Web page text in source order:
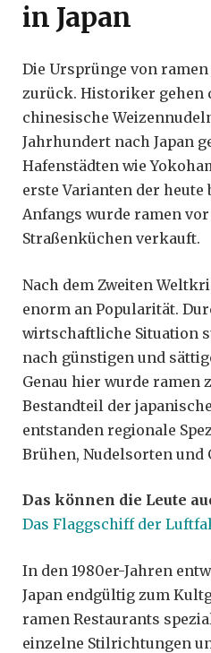
in Japan
Die Ursprünge von
zurück. Historiker gehen
chinesische
Jahrhundert nach Japan
Hafenstädten wie
erste Varianten der heute
Anfangs wurde ramen
Straßenküchen verkauft.
Nach dem Zweiten
enorm an Popularität.
wirtschaftliche Situation
nach günstigen und
Genau hier wurde ramen
Bestandteil der
entstanden regionale
Brühen, Nudelsorten und
Das können die Leute
Das Flaggschiff der
In den 1980er-Jahren
Japan endgültig zum
ramen Restaurants
einzelne Stilrichtungen